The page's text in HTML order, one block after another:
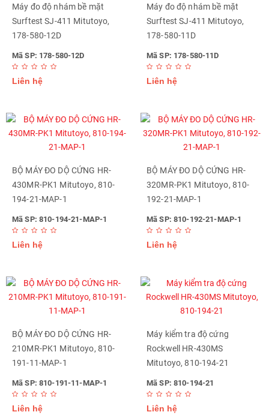
Máy đo độ nhám bề mặt
Surftest SJ-411 Mitutoyo,
178-580-12D
Mã SP: 178-580-12D
Liên hệ
Máy đo độ nhám bề mặt
Surftest SJ-411 Mitutoyo,
178-580-11D
Mã SP: 178-580-11D
Liên hệ
BỘ MÁY ĐO DỘ CỨNG HR-
430MR-PK1 Mitutoyo, 810-
194-21-MAP-1
Mã SP: 810-194-21-MAP-1
Liên hệ
BỘ MÁY ĐO DỘ CỨNG HR-
320MR-PK1 Mitutoyo, 810-
192-21-MAP-1
Mã SP: 810-192-21-MAP-1
Liên hệ
BỘ MÁY ĐO DỘ CỨNG HR-
210MR-PK1 Mitutoyo, 810-
191-11-MAP-1
Mã SP: 810-191-11-MAP-1
Liên hệ
Máy kiểm tra độ cứng
Rockwell HR-430MS
Mitutoyo, 810-194-21
Mã SP: 810-194-21
Liên hệ